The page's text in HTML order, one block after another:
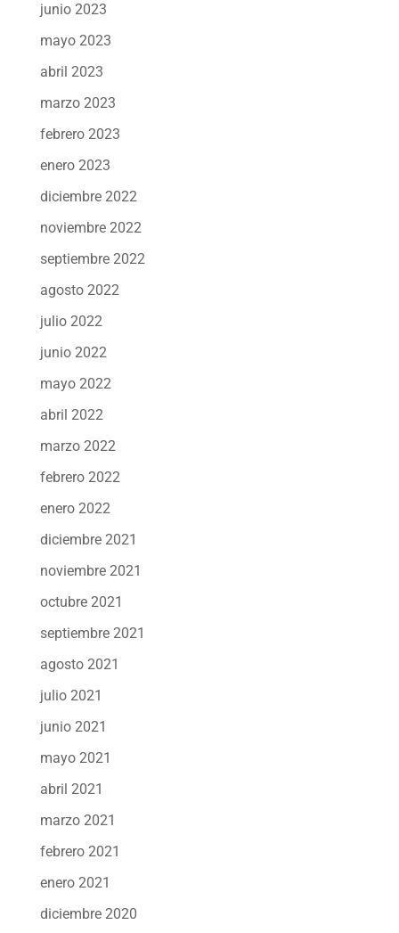
junio 2023
mayo 2023
abril 2023
marzo 2023
febrero 2023
enero 2023
diciembre 2022
noviembre 2022
septiembre 2022
agosto 2022
julio 2022
junio 2022
mayo 2022
abril 2022
marzo 2022
febrero 2022
enero 2022
diciembre 2021
noviembre 2021
octubre 2021
septiembre 2021
agosto 2021
julio 2021
junio 2021
mayo 2021
abril 2021
marzo 2021
febrero 2021
enero 2021
diciembre 2020